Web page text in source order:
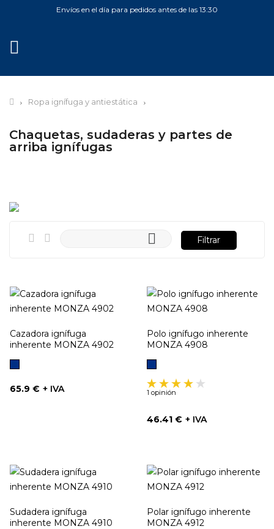
Envíos en el día para pedidos antes de las 13:30
Ropa ignífuga y antiestática
Chaquetas, sudaderas y partes de
arriba ignífugas
 Filtrar
Cazadora ignífuga
inherente MONZA 4902
Marino
Precio
65.9 € + IVA
Polo ignífugo inherente
MONZA 4908
Marino
1 opinión
Precio
46.41 € + IVA
Sudadera ignífuga
inherente MONZA 4910
Polar ignífugo inherente
MONZA 4912